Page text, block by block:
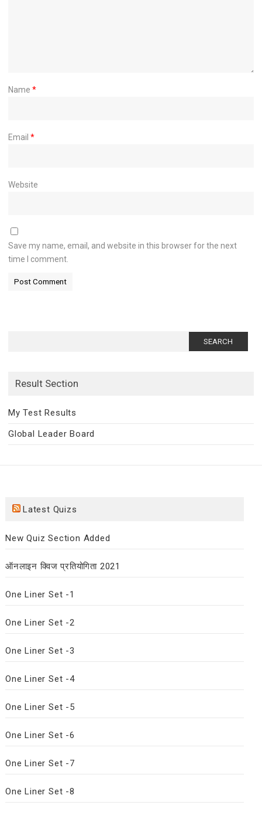
Name *
Email *
Website
Save my name, email, and website in this browser for the next
time I comment.
Result Section
My Test Results
Global Leader Board
Latest Quizs
New Quiz Section Added
ऑनलाइन क्विज प्रतियोगिता 2021
One Liner Set -1
One Liner Set -2
One Liner Set -3
One Liner Set -4
One Liner Set -5
One Liner Set -6
One Liner Set -7
One Liner Set -8